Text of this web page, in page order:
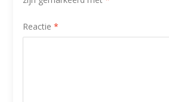
Reactie *